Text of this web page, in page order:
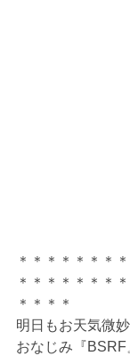
＊＊＊＊＊＊＊
＊＊＊＊＊＊＊
＊＊＊＊
明日もお天気微
おなじみ『BSRF